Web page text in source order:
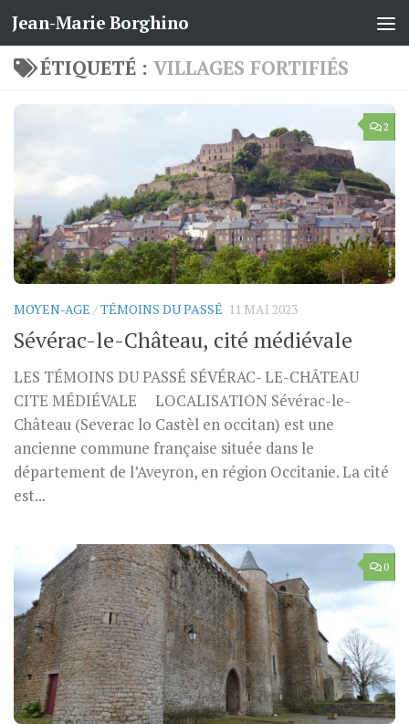
Skip to content
Jean-Marie Borghino
ÉTIQUETÉ : VILLAGES FORTIFIÉS
2
MOYEN-AGE /TÉMOINS DU PASSÉ 11 MAI 2023
Sévérac-le-Château, cité médiévale
LES TÉMOINS DU PASSÉ SÉVÉRAC- LE-CHÂTEAU
CITE MÉDIÉVALE LOCALISATION Sévérac-le-
Château (Severac lo Castèl en occitan) est une
ancienne commune française située dans le
département de l’Aveyron, en région Occitanie. La cité
est...
0